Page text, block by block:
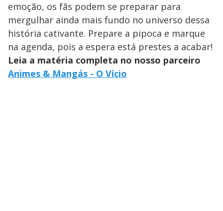
emoção, os fãs podem se preparar para
mergulhar ainda mais fundo no universo dessa
história cativante. Prepare a pipoca e marque
na agenda, pois a espera está prestes a acabar!
Leia a matéria completa no nosso parceiro
Animes & Mangás - O Vício